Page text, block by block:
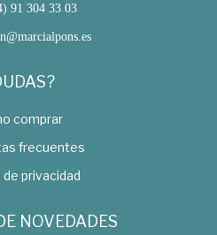
91 304 33 03
comprar
frecuentes
de privacidad
NOVEDADES